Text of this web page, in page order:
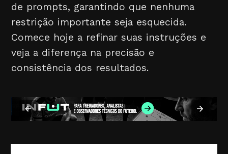
de prompts, garantindo que nenhuma
restrição importante seja esquecida.
Comece hoje a refinar suas instruções e
veja a diferença na precisão e
consistência dos resultados.